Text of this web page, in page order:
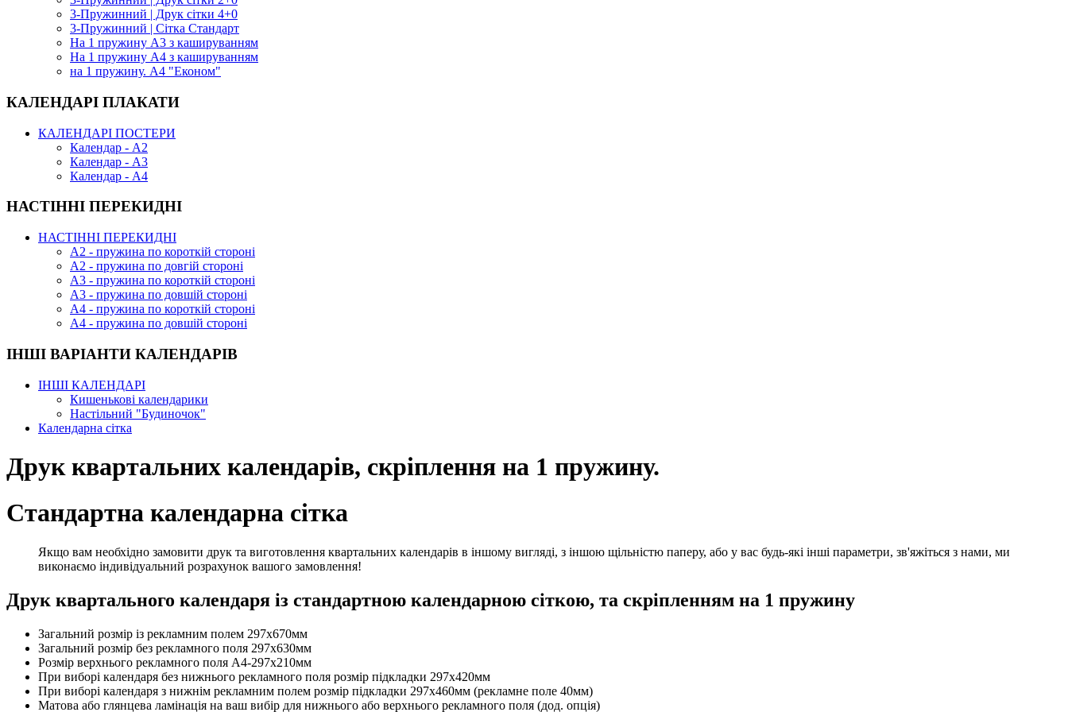
3-Пружинний | Друк сітки 4+0
3-Пружинний | Сітка Стандарт
На 1 пружину А3 з кашируванням
На 1 пружину А4 з кашируванням
на 1 пружину. А4 "Економ"
КАЛЕНДАРІ ПЛАКАТИ
КАЛЕНДАРІ ПОСТЕРИ
Календар - А2
Календар - А3
Календар - А4
НАСТІННІ ПЕРЕКИДНІ
НАСТІННІ ПЕРЕКИДНІ
А2 - пружина по короткій стороні
А2 - пружина по довгій стороні
А3 - пружина по короткій стороні
А3 - пружина по довшій стороні
А4 - пружина по короткій стороні
А4 - пружина по довшій стороні
ІНШІ ВАРІАНТИ КАЛЕНДАРІВ
ІНШІ КАЛЕНДАРІ
Кишенькові календарики
Настільний "Будиночок"
Календарна сітка
Друк квартальних календарів, скріплення на 1 пружину.
Стандартна календарна сітка
Якщо вам необхідно замовити друк та виготовлення квартальних календарів в іншому вигляді, з іншою щільністю паперу, або у вас будь-які інші параметри, зв'яжіться з нами, ми
виконаємо індивідуальний розрахунок вашого замовлення!
Друк квартального календаря із стандартною календарною сіткою, та скріпленням на 1 пружину
Загальний розмір із рекламним полем 297х670мм
Загальний розмір без рекламного поля 297х630мм
Розмір верхнього рекламного поля А4-297х210мм
При виборі календаря без нижнього рекламного поля розмір підкладки 297х420мм
При виборі календаря з нижнім рекламним полем розмір підкладки 297х460мм (рекламне поле 40мм)
Матова або глянцева ламінація на ваш вибір для нижнього або верхнього рекламного поля (дод. опція)